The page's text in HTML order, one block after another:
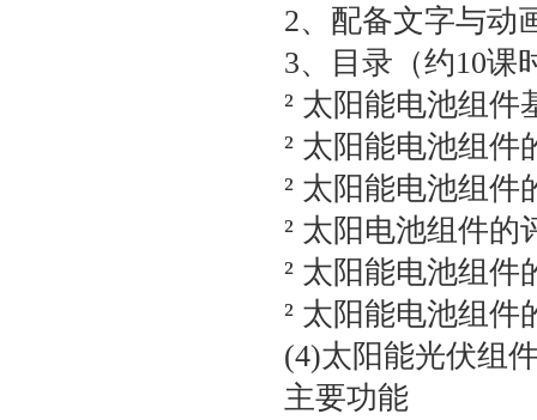
2、配备文字与动
3、目录（约10课
² 太阳能电池组件
² 太阳能电池组件
² 太阳能电池组件
² 太阳电池组件的
² 太阳能电池组件
² 太阳能电池组件
(4)太阳能光伏组
主要功能